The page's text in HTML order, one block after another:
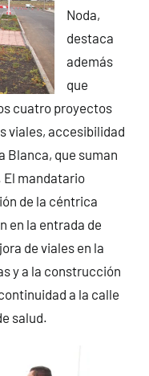
Noda,
destaca
además
que
cuatro proyectos
viales, accesibilidad
Blanca, que suman
El mandatario
de la céntrica
en la entrada de
de viales en la
y a la construcción
a la calle
salud.